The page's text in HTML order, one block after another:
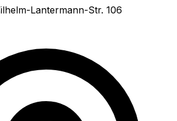
Lantermann-Str. 106